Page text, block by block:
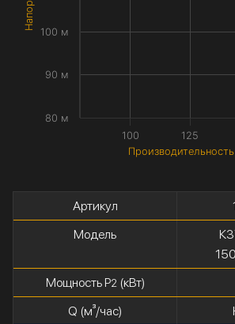
100 125
80 м
90 м
100 м
Артикул
Модель
Мощность P2(кВт)
Q (м³/час)